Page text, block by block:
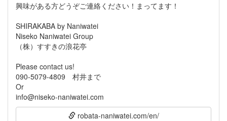
興味がある方どうぞご連絡ください！まってます！
SHIRAKABA by Naniwatei
Niseko Naniwatei Group
（株）すすきの浪花亭
Please contact us!
090-5079-4809 村井まで
Or
info@niseko-naniwatei.com
robata-naniwatei.com/en/